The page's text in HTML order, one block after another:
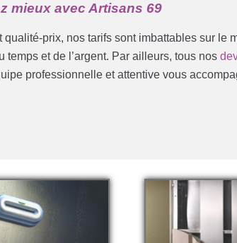
mieux avec Artisans 69
qualité-prix, nos tarifs sont imbattables sur le
temps et de l’argent. Par ailleurs, tous nos
professionnelle et attentive vous